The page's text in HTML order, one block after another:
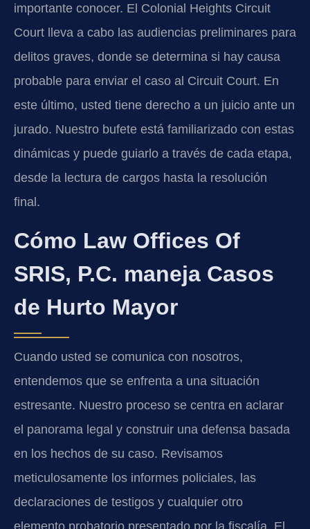
importante conocer. El Colonial Heights Circuit
Court lleva a cabo las audiencias preliminares para
delitos graves, donde se determina si hay causa
probable para enviar el caso al Circuit Court. En
este último, usted tiene derecho a un juicio ante un
jurado. Nuestro bufete está familiarizado con estas
dinámicas y puede guiarlo a través de cada etapa,
desde la lectura de cargos hasta la resolución
final.
Cómo Law Offices Of
SRIS, P.C. maneja Casos
de Hurto Mayor
Cuando usted se comunica con nosotros,
entendemos que se enfrenta a una situación
estresante. Nuestro proceso se centra en aclarar
el panorama legal y construir una defensa basada
en los hechos de su caso. Revisamos
meticulosamente los informes policiales, las
declaraciones de testigos y cualquier otro